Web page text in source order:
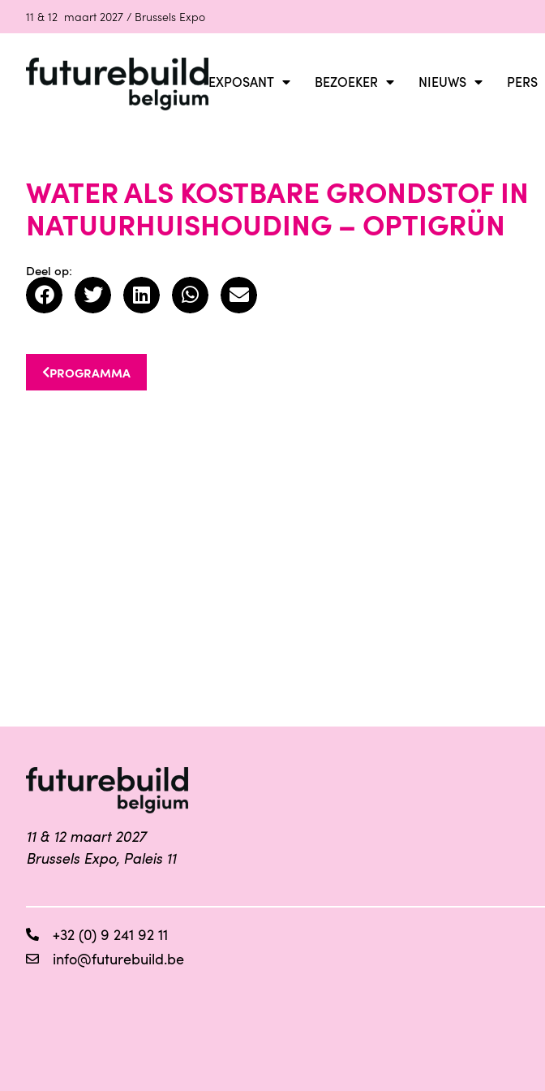
11 & 12 maart 2027 / Brussels Expo
EXPOSANT BEZOEKER NIEUWS PERS
WATER ALS KOSTBARE GRONDSTOF IN
NATUURHUISHOUDING – OPTIGRÜN
Deel op:
PROGRAMMA
11 & 12 maart 2027
Brussels Expo, Paleis 11
+32 (0) 9 241 92 11
info@futurebuild.be